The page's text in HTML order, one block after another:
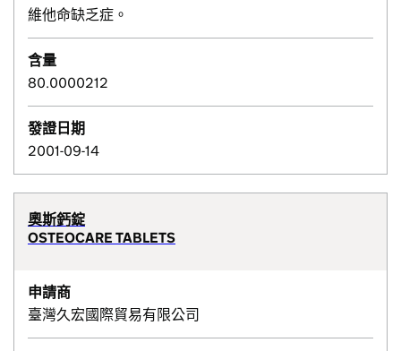
維他命缺乏症。
含量
80.0000212
發證日期
2001-09-14
奧斯鈣錠
OSTEOCARE TABLETS
申請商
臺灣久宏國際貿易有限公司